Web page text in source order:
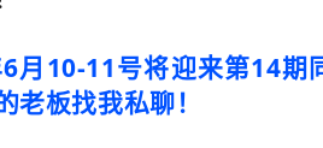
月10-11号将迎来第14期
老板找我私聊！